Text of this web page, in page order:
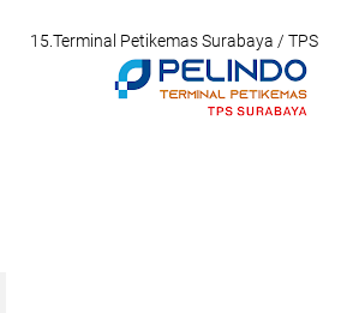
15.Terminal Petikemas Surabaya / TPS